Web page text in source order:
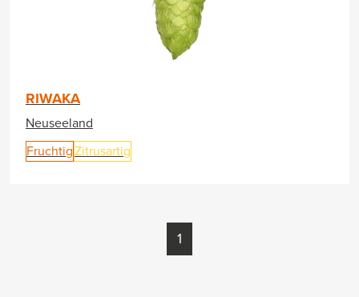
RIWAKA
Neuseeland
FruchtigZitrusartig
1